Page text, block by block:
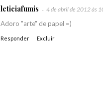
leticiafumis 4 de abril de 2012 às
Adoro "arte" de papel =)
Responder Excluir